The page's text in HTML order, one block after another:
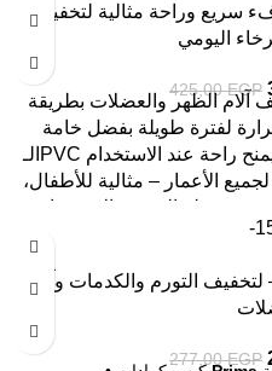
سريع وراحة مثالية لتخفيف
اليومي
425,00EGP
آلام الظهر والعضلات بطريقة
لفترة طويلة بفضل خامة
الـPVC عالية الجودة. غطاء فليّس ناعم يمنح راحة عند الاستخدام
الأعمار – مثالية للأطفال،
سهلة التعبئة والاستخدام
-
التورم والكدمات وآلام
277,00EGP